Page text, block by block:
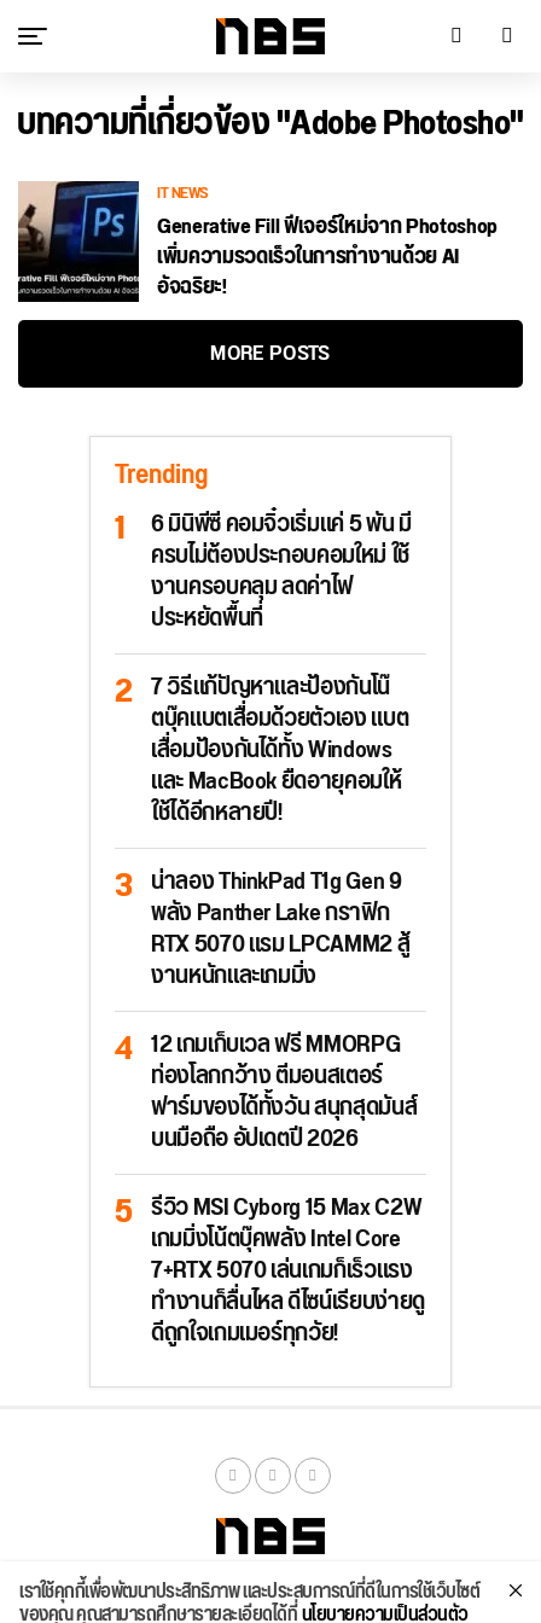
บทความที่เกี่ยวข้อง "Adobe Photosho"
IT NEWS
Generative Fill ฟีเจอร์ใหม่จาก Photoshop
เพิ่มความรวดเร็วในการทำงานด้วย AI
อัจฉริยะ!
MORE POSTS
Trending
6 มินิพีซี คอมจิ๋วเริ่มแค่ 5 พัน มี
ครบไม่ต้องประกอบคอมใหม่ ใช้
งานครอบคลุม ลดค่าไฟ
ประหยัดพื้นที่
7 วิธีแก้ปัญหาและป้องกันโน๊
ตบุ๊คแบตเสื่อมด้วยตัวเอง แบต
เสื่อมป้องกันได้ทั้ง Windows
และ MacBook ยืดอายุคอมให้
ใช้ได้อีกหลายปี!
น่าลอง ThinkPad T1g Gen 9
พลัง Panther Lake กราฟิก
RTX 5070 แรม LPCAMM2 สู้
งานหนักและเกมมิ่ง
12 เกมเก็บเวล ฟรี MMORPG
ท่องโลกกว้าง ตีมอนสเตอร์
ฟาร์มของได้ทั้งวัน สนุกสุดมันส์
บนมือถือ อัปเดตปี 2026
รีวิว MSI Cyborg 15 Max C2W
เกมมิ่งโน้ตบุ๊คพลัง Intel Core
7+RTX 5070 เล่นเกมก็เร็วแรง
ทำงานก็ลื่นไหล ดีไซน์เรียบง่ายดู
ดีถูกใจเกมเมอร์ทุกวัย!
จัดสเปค ค้นหา บทความ รีวิวล่าสุด บทความยอดนิยม ติดต่อเรา
เราใช้คุกกี้เพื่อพัฒนาประสิทธิภาพ และประสบการณ์ที่ดีในการใช้เว็บไซต์
ของคุณ คุณสามารถศึกษารายละเอียดได้ที่นโยบายความเป็นส่วนตัว